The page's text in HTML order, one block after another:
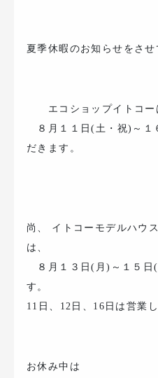
夏季休暇のお知らせをさせ
エコショップイトコー
８月１１日(土・祝)～１
だきます。
尚、 イトコーモデルハウ
は、
８月１３日(月)～１５日(
す。
11日、12日、16日は営業
お休み中は